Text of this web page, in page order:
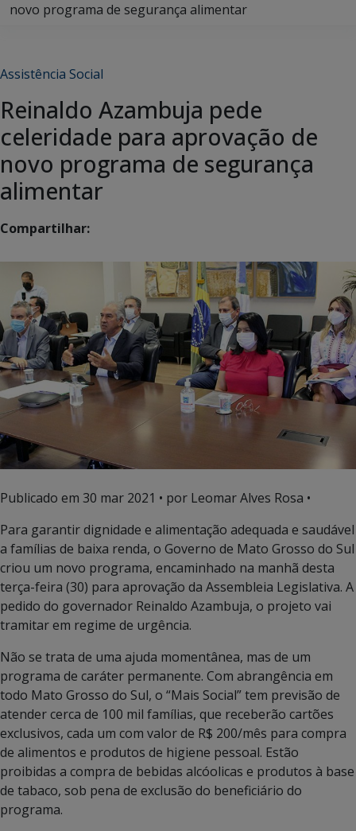
novo programa de segurança alimentar
Assistência Social
Reinaldo Azambuja pede
celeridade para aprovação de
novo programa de segurança
alimentar
Compartilhar:
Publicado em 30 mar 2021 • por Leomar Alves Rosa •
Para garantir dignidade e alimentação adequada e saudável
a famílias de baixa renda, o Governo de Mato Grosso do Sul
criou um novo programa, encaminhado na manhã desta
terça-feira (30) para aprovação da Assembleia Legislativa. A
pedido do governador Reinaldo Azambuja, o projeto vai
tramitar em regime de urgência.
Não se trata de uma ajuda momentânea, mas de um
programa de caráter permanente. Com abrangência em
todo Mato Grosso do Sul, o “Mais Social” tem previsão de
atender cerca de 100 mil famílias, que receberão cartões
exclusivos, cada um com valor de R$ 200/mês para compra
de alimentos e produtos de higiene pessoal. Estão
proibidas a compra de bebidas alcóolicas e produtos à base
de tabaco, sob pena de exclusão do beneficiário do
programa.